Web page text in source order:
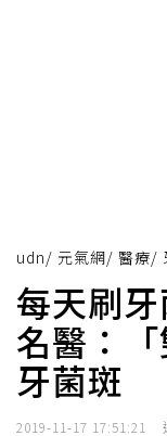
udn/ 元氣網/ 醫療/
每天刷
名醫：
牙菌斑
2019-11-17 17:51:21